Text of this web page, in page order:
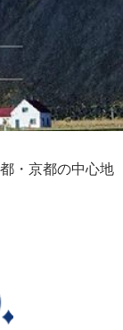
・京都の中心地